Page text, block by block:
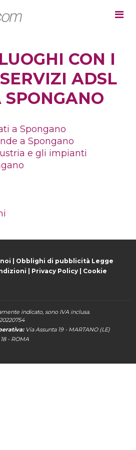
CON I
ADSL
a Spongano
a Spongano
e gli impianti
| Obblighi di pubblicità Legge
| Privacy Policy | Cookie
indicato, sono IVA inclusa.
Via Assunta 19 - MARTANO (LE)
- ROMA